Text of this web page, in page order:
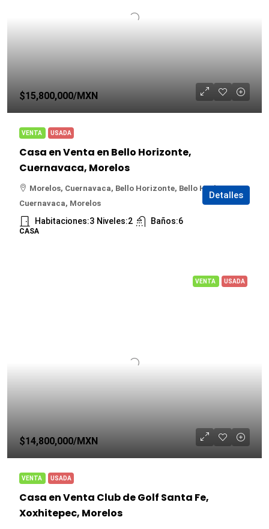
$15,800,000/MXN
VENTA USADA
Casa en Venta en Bello Horizonte,
Cuernavaca, Morelos
Morelos, Cuernavaca, Bello Horizonte, Bello Horizonte,
Cuernavaca, Morelos
Habitaciones:3 Niveles:2 Baños:6
CASA
Detalles
VENTA USADA
$14,800,000/MXN
VENTA USADA
Casa en Venta Club de Golf Santa Fe,
Xoxhitepec, Morelos